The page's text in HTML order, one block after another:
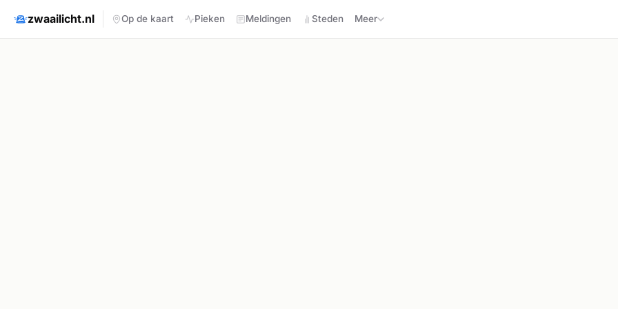
zwaailicht.nl Op de kaart Pieken Meldingen Steden Meer